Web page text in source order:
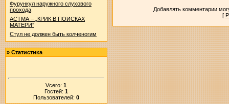
Фурункул наружного слухового
прохода
АСТМА – „КРИК В ПОИСКАХ
МАТЕРИ”
Стул не должен быть колченогим
» Статистика
Vсего:1
Гостей: 1
Пользователей: 0
Добавлять комментарии
[